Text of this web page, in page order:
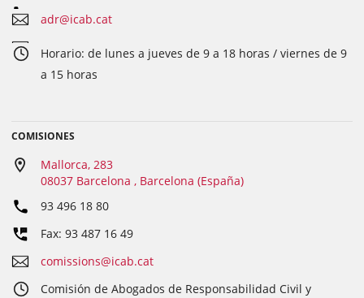
adr@icab.cat
Horario: de lunes a jueves de 9 a 18 horas / viernes de 9
a 15 horas
COMISIONES
Mallorca, 283
08037 Barcelona , Barcelona (España)
93 496 18 80
Fax: 93 487 16 49
comissions@icab.cat
Comisión de Abogados de Responsabilidad Civil y